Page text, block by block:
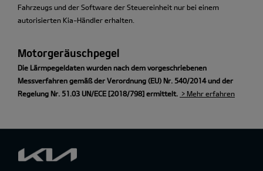
Fahrzeugs und der Software der Steuereinheit nur bei einem
autorisierten Kia-Händler erhalten.
Motorgeräuschpegel
Die Lärmpegeldaten wurden nach dem vorgeschriebenen
Messverfahren gemäß der Verordnung (EU) Nr. 540/2014 und der
Regelung Nr. 51.03 UN/ECE [2018/798] ermittelt. > Mehr erfahren